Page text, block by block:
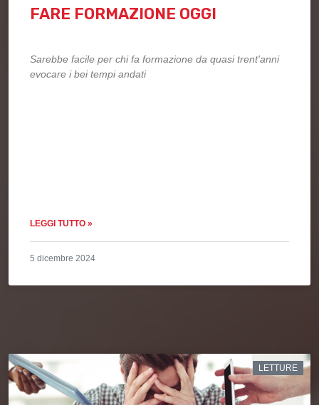
FARE FORMAZIONE OGGI
Sarebbe facile per chi fa formazione da quasi trent'anni
evocare i bei tempi andati
LEGGI TUTTO »
5 dicembre 2024
LETTURE